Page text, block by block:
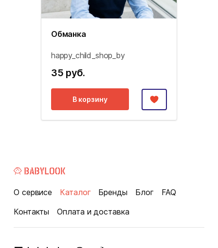
Обманка
happy_child_shop_by
35 руб.
В корзину
О сервисе Каталог Бренды Блог
FAQ
Контакты
Оплата и доставка